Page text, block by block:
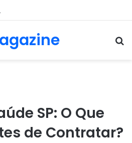
nefrologista no Rio
SP: O Que
de Contratar?